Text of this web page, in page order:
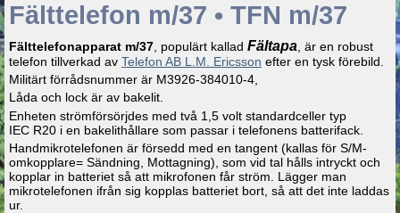
Fälttelefon m/37 • TFN m/37
Fälttelefonapparat m/37 , populärt kallad Fältapa , är en robust
telefon tillverkad av Telefon AB L.M. Ericsson efter en tysk förebild.
Militärt förrådsnummer är M3926-384010-4,
Låda och lock är av bakelit.
Enheten strömförsörjdes med två 1,5 volt standardceller typ
IEC R20 i en bakelithållare som passar i telefonens batterifack.
Handmikrotelefonen är försedd med en tangent (kallas för S/M-
omkopplare= Sändning, Mottagning), som vid tal hålls intryckt och
kopplar in batteriet så att mikrofonen får ström. Lägger man
mikrotelefonen ifrån sig kopplas batteriet bort, så att det inte laddas
ur.